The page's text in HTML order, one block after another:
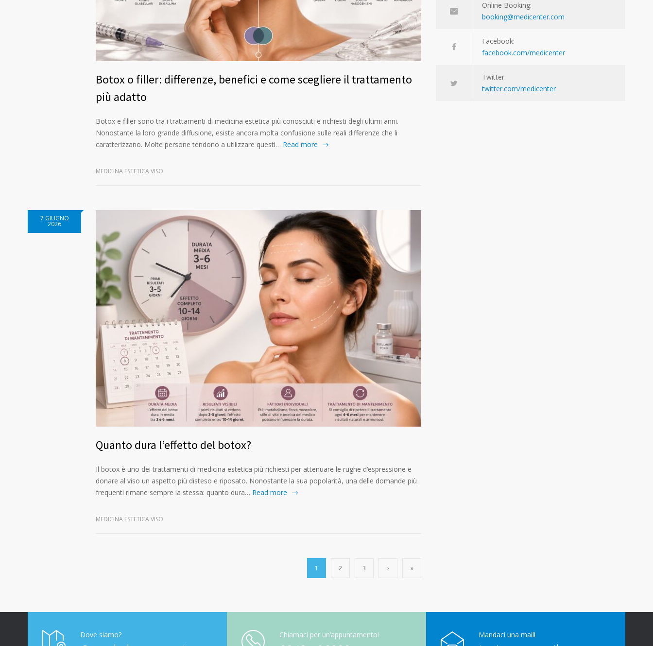
Botox o filler: differenze, benefici e come scegliere il trattamento
più adatto
Botox e filler sono tra i trattamenti di medicina estetica più conosciuti e richiesti degli ultimi anni.
Nonostante la loro grande diffusione, esiste ancora molta confusione sulle reali differenze che li
caratterizzano. Molte persone tendono a utilizzare questi… Read more
MEDICINA ESTETICA VISO
7 GIUGNO
2026
Quanto dura l’effetto del botox?
Il botox è uno dei trattamenti di medicina estetica più richiesti per attenuare le rughe d’espressione e
donare al viso un aspetto più disteso e riposato. Nonostante la sua popolarità, una delle domande più
frequenti rimane sempre la stessa: quanto dura… Read more
MEDICINA ESTETICA VISO
1 2 3 › »
Online Booking:
booking@medicenter.com
Facebook:
facebook.com/medicenter
Twitter:
twitter.com/medicenter
Dove siamo? Chiamaci per un’appuntamento! Mandaci una mail!